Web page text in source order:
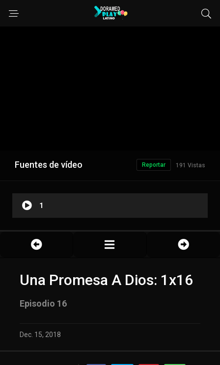
Fuentes de vídeo 191 Vistas
Reportar
1
Una Promesa A Dios: 1x16
Episodio 16
Dec. 15, 2018